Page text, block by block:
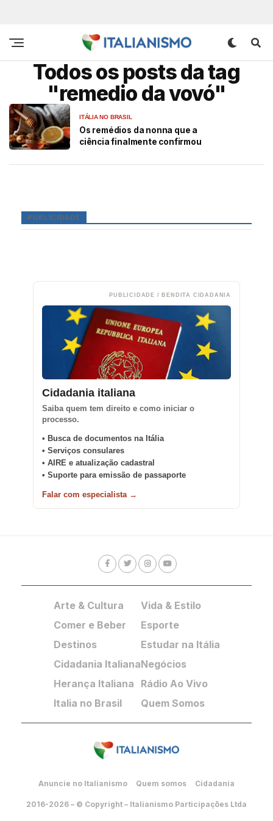
Todos os posts da tag
"remedio da vovó"
ITÁLIA NO BRASIL
Os remédios da nonna que a
ciência finalmente confirmou
PUBLICIDADE
PUBLICIDADE / BENDITA CIDADANIA
Cidadania italiana
Saiba quem tem direito e como iniciar o
processo.
• Busca de documentos na Itália
• Serviços consulares
• AIRE e atualização cadastral
• Suporte para emissão de passaporte
Falar com especialista →
Arte & Cultura
Comer e Beber
Destinos
Cidadania Italiana
Herança Italiana
Italia no Brasil
Vida & Estilo
Esporte
Estudar na Itália
Negócios
Rádio Ao Vivo
Quem Somos
Anuncie no Italianismo Quem somos Cidadania
2016-2026 – © Copyright – Italianismo Participações Ltda